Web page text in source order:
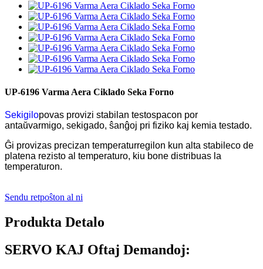
UP-6196 Varma Aera Ciklado Seka Forno
Sekigilopovas provizi stabilan testospacon por
antaŭvarmigo, sekigado, ŝanĝoj pri fiziko kaj kemia testado.
Ĝi provizas precizan temperaturregilon kun alta stabileco de
platena rezisto al temperaturo, kiu bone distribuas la
temperaturon.
Sendu retpoŝton al ni
Produkta Detalo
SERVO KAJ Oftaj Demandoj: